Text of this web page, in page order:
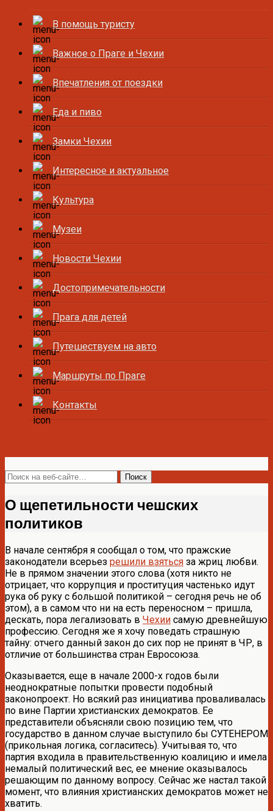
В помощь туристу
Важное о Праге и Чехии
Впечатления от поездки
Еда и пиво
Замки Чехии
Интересное и актуальное
Культура
Музеи
Новости Чехии
Достопримечательности
Прага для детей
Путешествуем на авто
Маршруты по Праге
Контакты
О щепетильности чешских
политиков
В начале сентября я сообщал о том, что пражские
законодатели всерьез решили взяться за жриц любви.
Не в прямом значении этого слова (хотя никто не
отрицает, что коррупция и проституция частенько идут
рука об руку с большой политикой – сегодня речь не об
этом), а в самом что ни на есть переносном – пришла,
дескать, пора легализовать в Чехии самую древнейшую
профессию. Сегодня же я хочу поведать страшную
тайну: отчего данный закон до сих пор не принят в ЧР, в
отличие от большинства стран Евросоюза.
Оказывается, еще в начале 2000-х годов были
неоднократные попытки провести подобный
законопроект. Но всякий раз инициатива проваливалась
по вине Партии христианских демократов. Ее
представители объясняли свою позицию тем, что
государство в данном случае выступило бы СУТЕНЕРОМ
(прикольная логика, согласитесь). Учитывая то, что
партия входила в правительственную коалицию и имела
немалый политический вес, ее мнение оказывалось
решающим по данному вопросу. Сейчас же настал такой
момент, что влияния христианских демократов может не
хватить.